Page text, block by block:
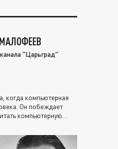
"Царьград"
когда компьютерная
Он побеждает
компьютерную